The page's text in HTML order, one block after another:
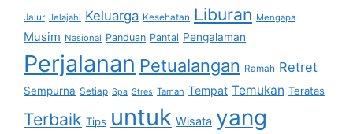
Jalur Jelajahi Keluarga Kesehatan Liburan Mengapa
Musim Nasional Panduan Pantai Pengalaman
Perjalanan Petualangan Ramah Retret
Sempurna Setiap Spa Stres Taman Tempat Temukan Teratas
Terbaik Tips untuk Wisata yang